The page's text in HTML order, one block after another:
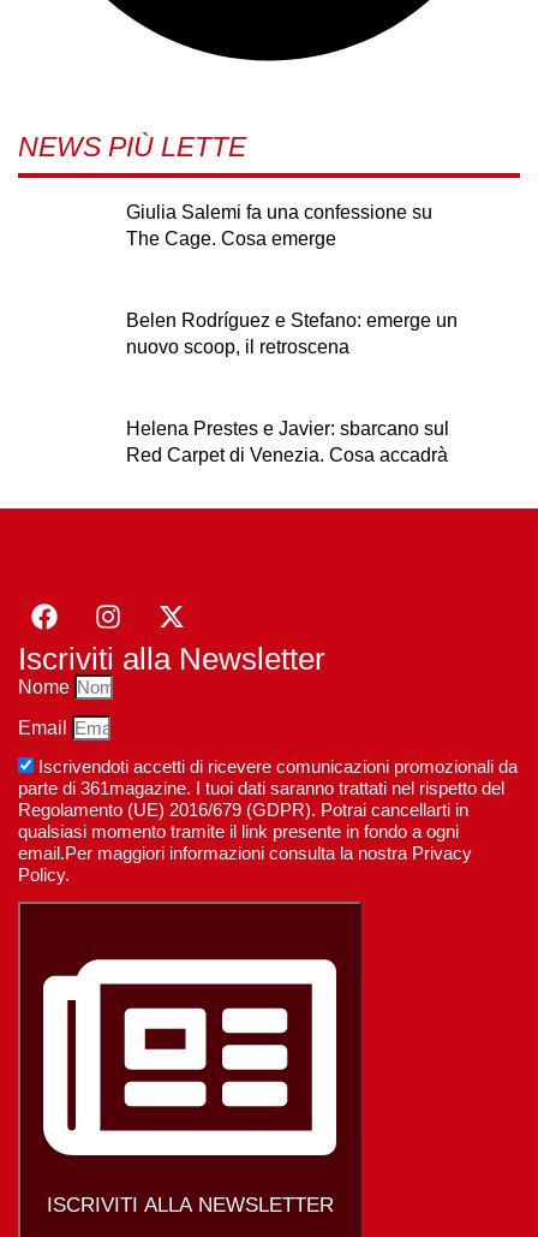
NEWS PIÙ LETTE
Giulia Salemi fa una confessione su
The Cage. Cosa emerge
Belen Rodríguez e Stefano: emerge un
nuovo scoop, il retroscena
Helena Prestes e Javier: sbarcano sul
Red Carpet di Venezia. Cosa accadrà
Iscriviti alla Newsletter
Nome
Email
Iscrivendoti accetti di ricevere comunicazioni promozionali da
parte di 361magazine. I tuoi dati saranno trattati nel rispetto del
Regolamento (UE) 2016/679 (GDPR). Potrai cancellarti in
qualsiasi momento tramite il link presente in fondo a ogni
email.Per maggiori informazioni consulta la nostra Privacy
Policy.
ISCRIVITI ALLA NEWSLETTER